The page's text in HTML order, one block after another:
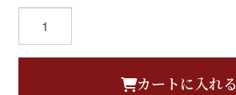
GLORY
個
カートに入れる